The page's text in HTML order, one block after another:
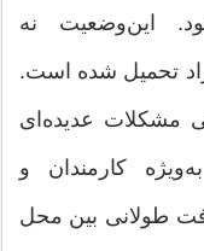
این‌وضعیت نه
تحمیل شده است.
مشکلات عدیده‌ای
کارمندان و
طولانی بین محل